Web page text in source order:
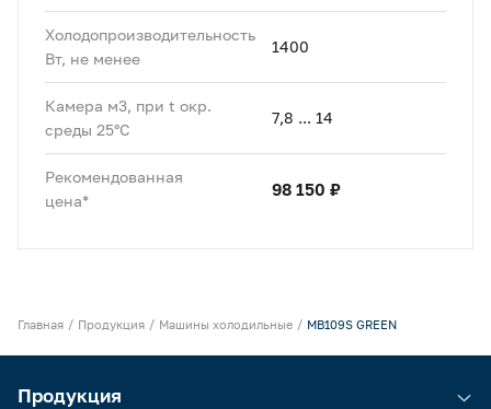
Холодопроизводительность
Вт, не менее
1400
Камера м3, при t окр.
среды 25°C
7,8 ... 14
Рекомендованная
цена*
98 150 ₽
Главная Продукция Машины холодильные MB109S GREEN
Продукция